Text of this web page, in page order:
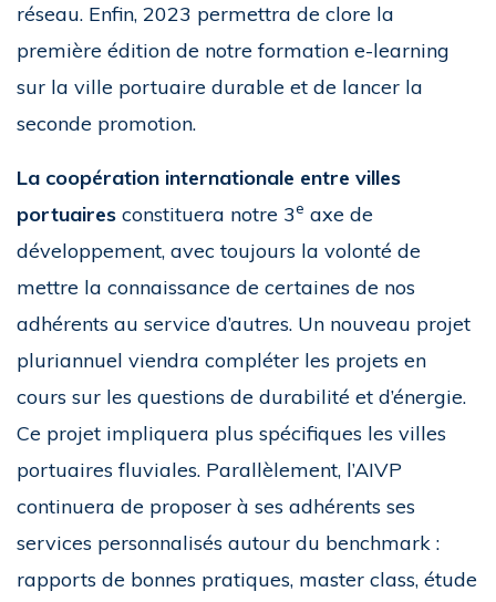
réseau. Enfin, 2023 permettra de clore la
première édition de notre formation e-learning
sur la ville portuaire durable et de lancer la
seconde promotion.
La coopération internationale entre villes
portuaires constituera notre 3e axe de
développement, avec toujours la volonté de
mettre la connaissance de certaines de nos
adhérents au service d’autres. Un nouveau projet
pluriannuel viendra compléter les projets en
cours sur les questions de durabilité et d’énergie.
Ce projet impliquera plus spécifiques les villes
portuaires fluviales. Parallèlement, l’AIVP
continuera de proposer à ses adhérents ses
services personnalisés autour du benchmark :
rapports de bonnes pratiques, master class, étude